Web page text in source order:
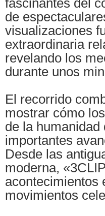
fascinantes del
de
visualizaciones
extraordinaria
revelando los
durante unos
El recorrido
mostrar cómo
de la
importantes
Desde las
moderna,
acontecimientos
movimientos